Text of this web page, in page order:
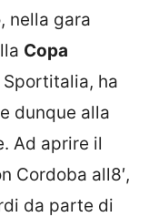
nella gara
Copa
ha
dunque alla
Ad aprire il
Cordoba all8′,
da parte di